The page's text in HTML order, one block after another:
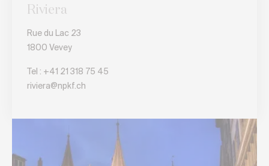
Riviera
Rue du Lac 23
1800 Vevey
Tel : +41 21 318 75 45
riviera@npkf.ch